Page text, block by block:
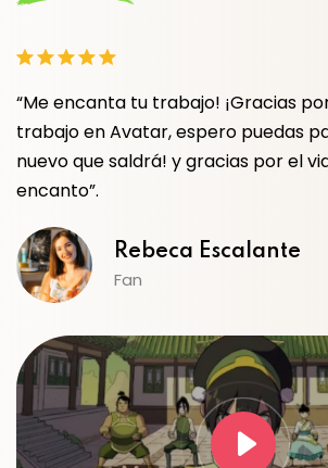
el grandioso
en lo
me
"Ximena, gracias por
que vi a Toph por
en otros proyectos,
Fan